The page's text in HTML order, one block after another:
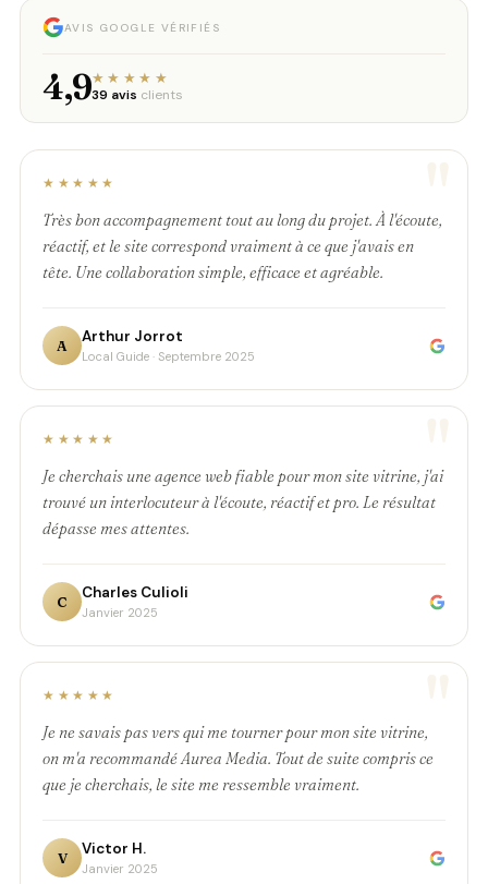
AVIS GOOGLE VÉRIFIÉS
4,9★★★★★
39 avis clients
"
★★★★★
Très bon accompagnement tout au long du projet. À l'écoute,
réactif, et le site correspond vraiment à ce que j'avais en
tête. Une collaboration simple, efficace et agréable.
A Arthur Jorrot
Local Guide · Septembre 2025
"
★★★★★
Je cherchais une agence web fiable pour mon site vitrine, j'ai
trouvé un interlocuteur à l'écoute, réactif et pro. Le résultat
dépasse mes attentes.
C Charles Culioli
Janvier 2025
★★★★★
Je ne savais pas vers qui me tourner pour mon site vitrine,
on m'a recommandé Aurea Media. Tout de suite compris ce
que je cherchais, le site me ressemble vraiment.
V Victor H.
Janvier 2025